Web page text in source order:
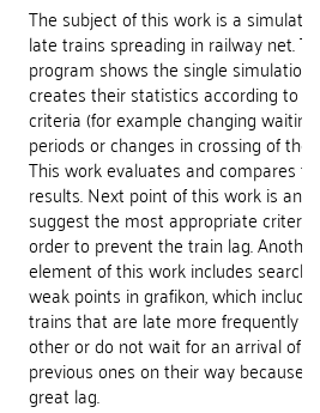
The subject of this work is a
late trains spreading in railway net.
program shows the single
creates their statistics according to
criteria (for example changing waiting
periods or changes in crossing of the
This work evaluates and compares
results. Next point of this work is an
suggest the most appropriate
order to prevent the train lag. Another
element of this work includes
weak points in grafikon, which
trains that are late more frequently
other or do not wait for an arrival of
previous ones on their way because
great lag.